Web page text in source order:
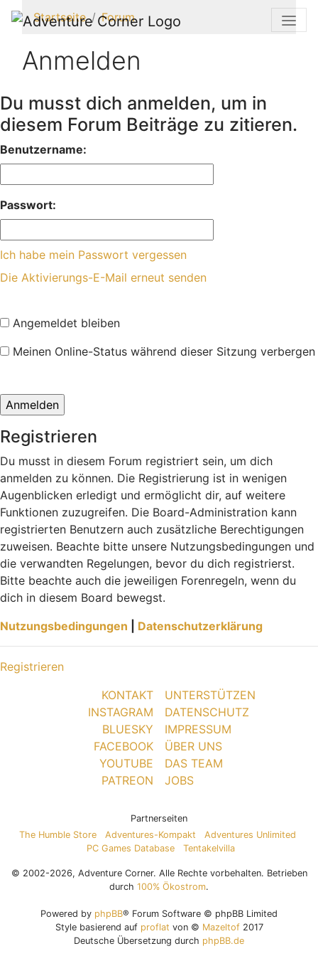
Startseite Forum
Anmelden
Du musst dich anmelden, um in
diesem Forum Beiträge zu zitieren.
Benutzername:
Passwort:
Ich habe mein Passwort vergessen
Die Aktivierungs-E-Mail erneut senden
Angemeldet bleiben
Meinen Online-Status während dieser Sitzung verbergen
Registrieren
Du musst in diesem Forum registriert sein, um dich
anmelden zu können. Die Registrierung ist in wenigen
Augenblicken erledigt und ermöglicht dir, auf weitere
Funktionen zuzugreifen. Die Board-Administration kann
registrierten Benutzern auch zusätzliche Berechtigungen
zuweisen. Beachte bitte unsere Nutzungsbedingungen und
die verwandten Regelungen, bevor du dich registrierst.
Bitte beachte auch die jeweiligen Forenregeln, wenn du
dich in diesem Board bewegst.
Nutzungsbedingungen
Datenschutzerklärung
Registrieren
KONTAKT
INSTAGRAM
BLUESKY
FACEBOOK
YOUTUBE
PATREON
UNTERSTÜTZEN
DATENSCHUTZ
IMPRESSUM
ÜBER UNS
DAS TEAM
JOBS
Partnerseiten
The Humble Store
Adventures-Kompakt
Adventures Unlimited
PC Games Database
Tentakelvilla
© 2002-2026, Adventure Corner. Alle Rechte vorbehalten. Betrieben
durch 100% Ökostrom.
Powered by phpBB® Forum Software © phpBB Limited
Style basierend auf proflat von © Mazeltof2017
Deutsche Übersetzung durch phpBB.de